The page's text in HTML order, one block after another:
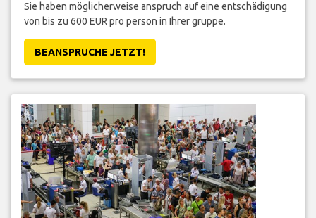
Sie haben möglicherweise anspruch auf eine entschädigung
von bis zu 600 EUR pro person in Ihrer gruppe.
BEANSPRUCHE JETZT!